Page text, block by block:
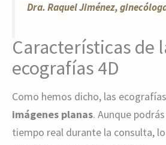
Dra. Raquel Jiménez,
Características de
ecografías 4D
Como hemos dicho, las
imágenes planas. Aunque
tiempo real durante la consulta,